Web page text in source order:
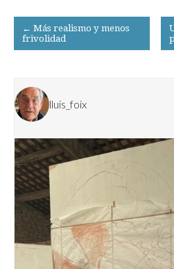
Post
navigation
← Más realismo y menos
frivolidad
lluis_foix